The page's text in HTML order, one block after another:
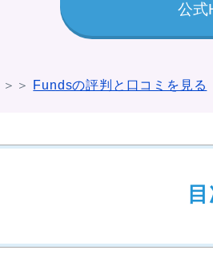
公式
＞＞ Fundsの評判と口コミを見る